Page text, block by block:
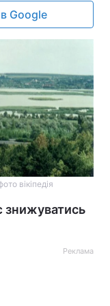
Google
вікіпедія
знижуватись
Реклама